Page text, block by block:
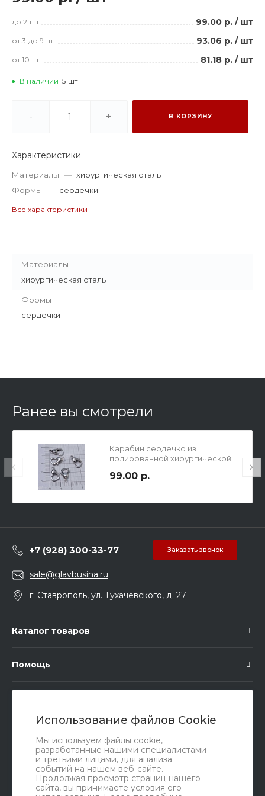
Использование файлов Cookie
Мы используем файлы cookie,
разработанные нашими специалистами
и третьими лицами, для анализа
событий на нашем веб-сайте.
Продолжая просмотр страниц нашего
сайта, вы принимаете условия его
до 2 шт 99.00 р. / шт
от 3 до 9 шт 93.06 р. / шт
от 10 шт 81.18 р. / шт
В наличии 5 шт
- + В КОРЗИНУ
Характеристики
Материалы — хирургическая сталь
Формы — сердечки
Все характеристики
Материалы
хирургическая сталь
Формы
сердечки
Ранее вы смотрели
Карабин сердечко из
полированной хирургической
99.00 р.
+7 (928) 300-33-77 Заказать звонок
sale@glavbusina.ru
г. Ставрополь, ул. Тухачевского, д. 27
Каталог товаров
Помощь